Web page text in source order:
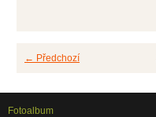
← Předchozí
Fotoalbum